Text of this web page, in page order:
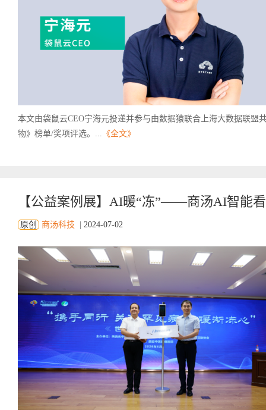
本文由袋鼠云CEO宁海元投递并参与由数据猿联合上海大数据联盟
物》榜单/奖项评选。... 《全文》
【公益案例展】AI暖“冻”——商汤AI智能
原创 商汤科技 2024-07-02